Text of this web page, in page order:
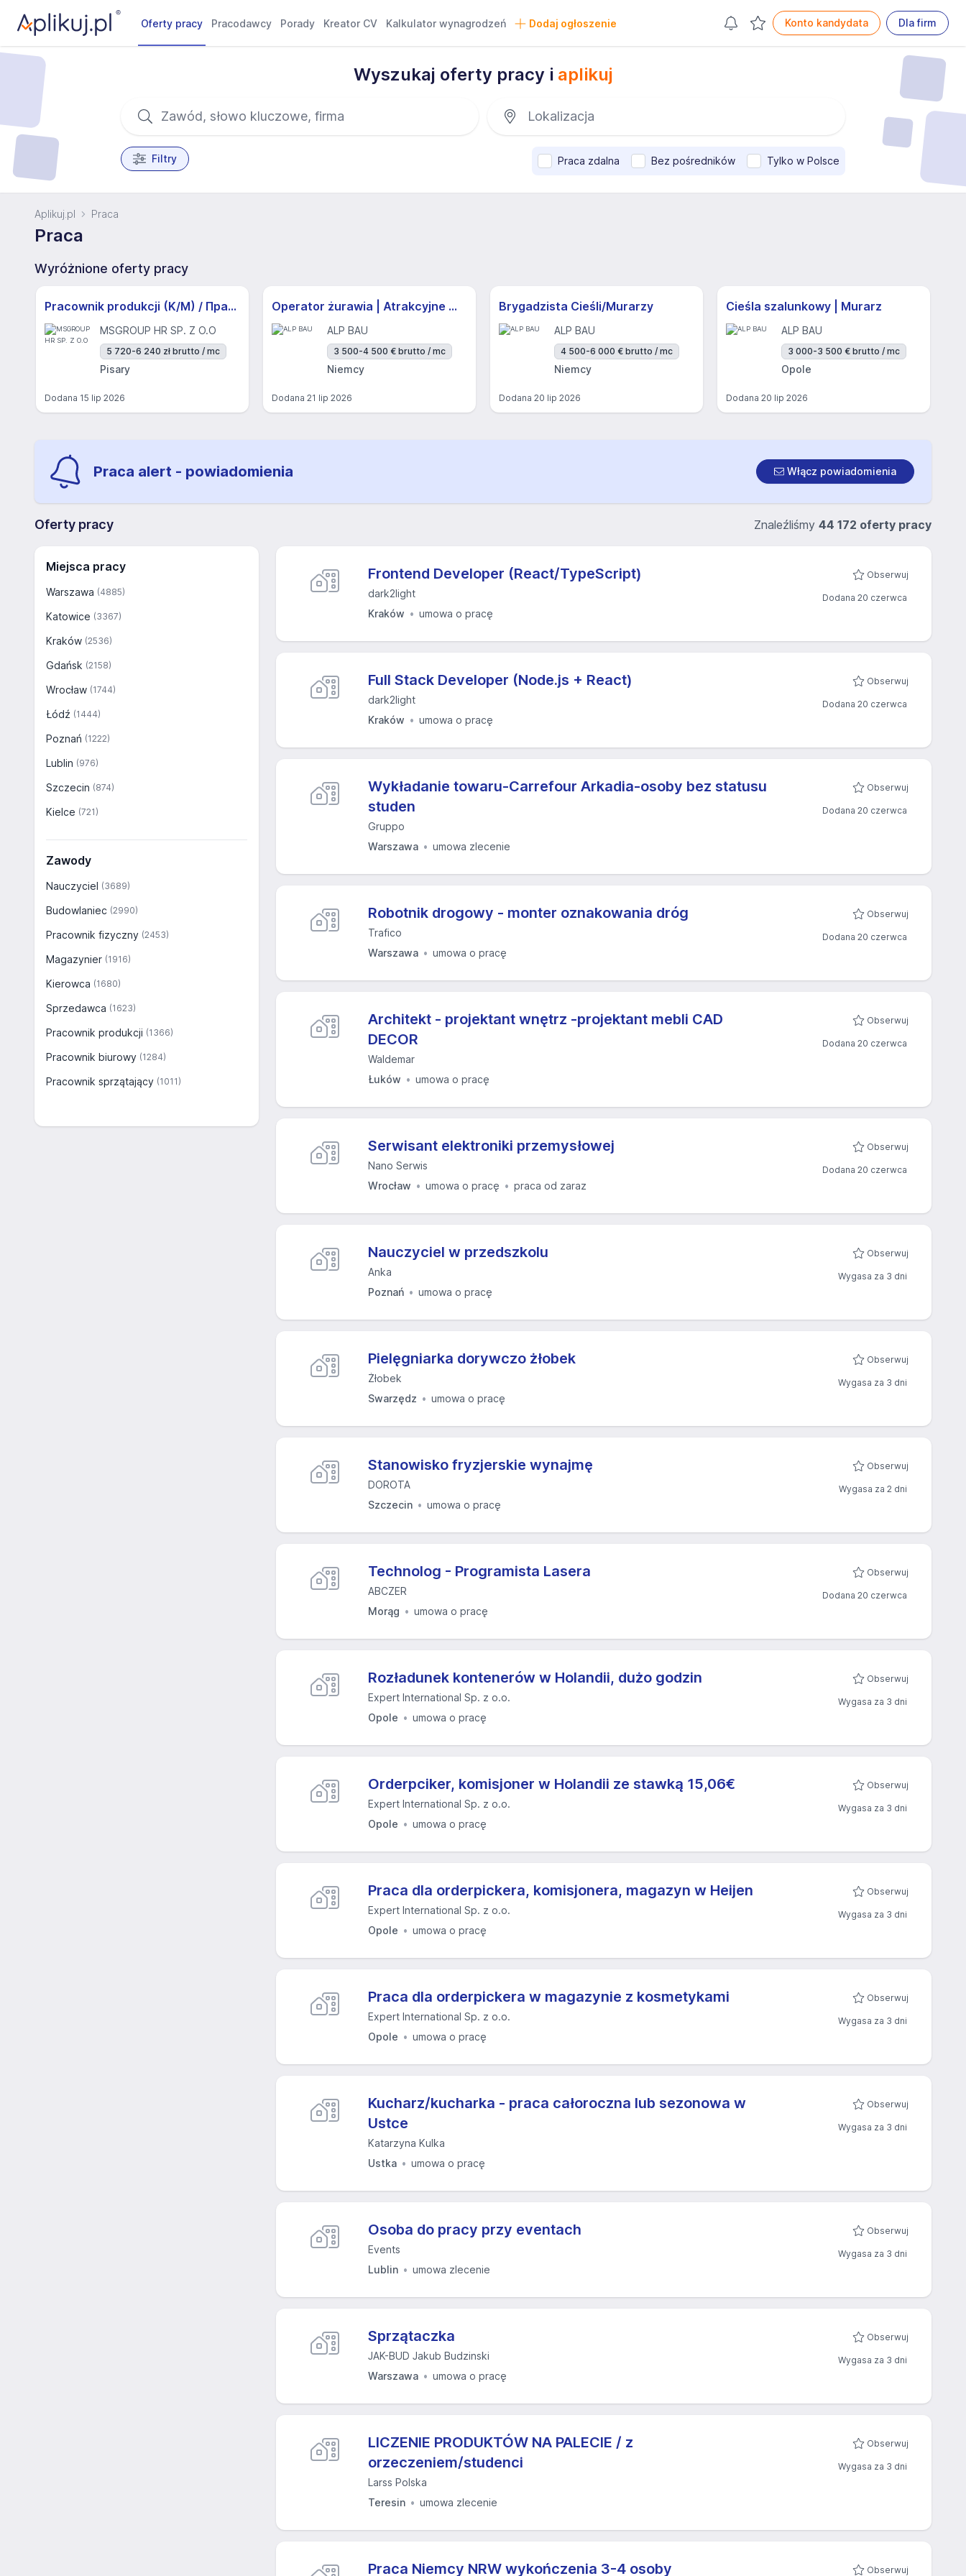
Oferty pracy Pracodawcy Porady Kreator CV Kalkulator wynagrodzeń Dodaj ogłoszenie Konto kandydata Dla firm
Wyszukaj oferty pracy i aplikuj
Filtry Praca zdalna Bez pośredników Tylko w Polsce
Aplikuj.pl Praca
Praca
Wyróżnione oferty pracy
Pracownik produkcji (K/M) / Працівники продукції Huber-Suhner (K/M)
MSGROUP HR SP. Z O.O
5 720-6 240 zł brutto / mc
Pisary
Dodana 15 lip 2026
Operator żurawia | Atrakcyjne Warunki
ALP BAU
3 500-4 500 € brutto / mc
Niemcy
Dodana 21 lip 2026
Brygadzista Cieśli/Murarzy
ALP BAU
4 500-6 000 € brutto / mc
Niemcy
Dodana 20 lip 2026
Cieśla szalunkowy | Murarz
ALP BAU
3 000-3 500 € brutto / mc
Opole
Dodana 20 lip 2026
Praca alert - powiadomienia Włącz powiadomienia
Oferty pracy Znaleźliśmy 44 172 oferty pracy
Miejsca pracy
Warszawa (4885)
Katowice (3367)
Kraków (2536)
Gdańsk (2158)
Wrocław (1744)
Łódź (1444)
Poznań (1222)
Lublin (976)
Szczecin (874)
Kielce (721)
Zawody
Nauczyciel (3689)
Budowlaniec (2990)
Pracownik fizyczny (2453)
Magazynier (1916)
Kierowca (1680)
Sprzedawca (1623)
Pracownik produkcji (1366)
Pracownik biurowy (1284)
Pracownik sprzątający (1011)
Frontend Developer (React/TypeScript)
dark2light
Kraków
umowa o pracę
Obserwuj
Dodana 20 czerwca
Full Stack Developer (Node.js + React)
dark2light
Kraków
umowa o pracę
Obserwuj
Dodana 20 czerwca
Wykładanie towaru-Carrefour Arkadia-osoby bez statusu
studen
Gruppo
Warszawa
umowa zlecenie
Obserwuj
Dodana 20 czerwca
Robotnik drogowy - monter oznakowania dróg
Trafico
Warszawa
umowa o pracę
Obserwuj
Dodana 20 czerwca
Architekt - projektant wnętrz -projektant mebli CAD
DECOR
Waldemar
Łuków
umowa o pracę
Obserwuj
Dodana 20 czerwca
Serwisant elektroniki przemysłowej
Nano Serwis
Wrocław
umowa o pracę praca od zaraz
Obserwuj
Dodana 20 czerwca
Nauczyciel w przedszkolu
Anka
Poznań
umowa o pracę
Obserwuj
Wygasa za 3 dni
Pielęgniarka dorywczo żłobek
Żłobek
Swarzędz
umowa o pracę
Obserwuj
Wygasa za 3 dni
Stanowisko fryzjerskie wynajmę
DOROTA
Szczecin
umowa o pracę
Obserwuj
Wygasa za 2 dni
Technolog - Programista Lasera
ABCZER
Morąg
umowa o pracę
Obserwuj
Dodana 20 czerwca
Rozładunek kontenerów w Holandii, dużo godzin
Expert International Sp. z o.o.
Opole
umowa o pracę
Obserwuj
Wygasa za 3 dni
Orderpciker, komisjoner w Holandii ze stawką 15,06€
Expert International Sp. z o.o.
Opole
umowa o pracę
Obserwuj
Wygasa za 3 dni
Praca dla orderpickera, komisjonera, magazyn w Heijen
Expert International Sp. z o.o.
Opole
umowa o pracę
Obserwuj
Wygasa za 3 dni
Praca dla orderpickera w magazynie z kosmetykami
Expert International Sp. z o.o.
Opole
umowa o pracę
Obserwuj
Wygasa za 3 dni
Kucharz/kucharka - praca całoroczna lub sezonowa w
Ustce
Katarzyna Kulka
Ustka
umowa o pracę
Obserwuj
Wygasa za 3 dni
Osoba do pracy przy eventach
Events
Lublin
umowa zlecenie
Obserwuj
Wygasa za 3 dni
Sprzątaczka
JAK-BUD Jakub Budzinski
Warszawa
umowa o pracę
Obserwuj
Wygasa za 3 dni
LICZENIE PRODUKTÓW NA PALECIE / z
orzeczeniem/studenci
Larss Polska
Teresin
umowa zlecenie
Obserwuj
Wygasa za 3 dni
Praca Niemcy NRW wykończenia 3-4 osoby Obserwuj